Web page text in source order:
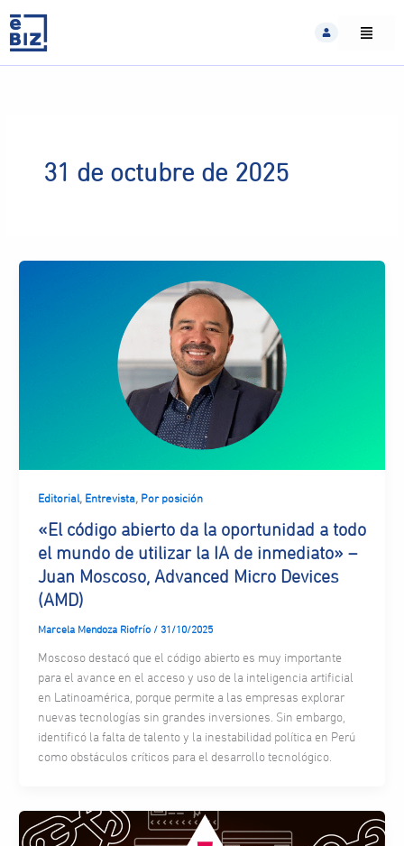
content
31 de octubre de 2025
Editorial, Entrevista, Por posición
«El código abierto da la oportunidad a todo
el mundo de utilizar la IA de inmediato» –
Juan Moscoso, Advanced Micro Devices
(AMD)
Marcela Mendoza Riofrío / 31/10/2025
Moscoso destacó que el código abierto es muy importante
para el avance en el acceso y uso de la inteligencia artificial
en Latinoamérica, porque permite a las empresas explorar
nuevas tecnologías sin grandes inversiones. Sin embargo,
identificó la falta de talento y la inestabilidad política en Perú
como obstáculos críticos para el desarrollo tecnológico.